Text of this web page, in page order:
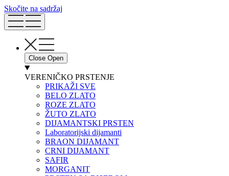
Skočite na sadržaj
Close Open
VERENIČKO PRSTENJE
PRIKAŽI SVE
BELO ZLATO
ROZE ZLATO
ŽUTO ZLATO
DIJAMANTSKI PRSTEN
Laboratorijski dijamanti
BRAON DIJAMANT
CRNI DIJAMANT
SAFIR
MORGANIT